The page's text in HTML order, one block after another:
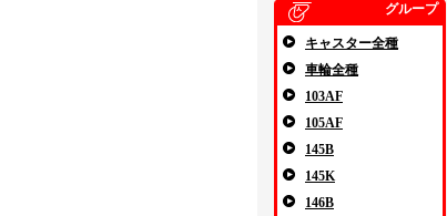
グループ
キャスター全種
車輪全種
103AF
105AF
145B
145K
146B